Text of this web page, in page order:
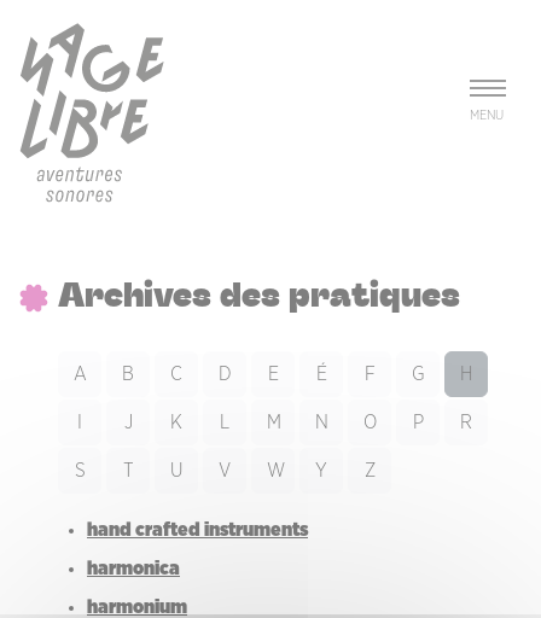
MENU
Archives des pratiques
A B C D E É F G H
J K M N O P R
S U V W Y Z
hand crafted instruments
harmonica
harmonium